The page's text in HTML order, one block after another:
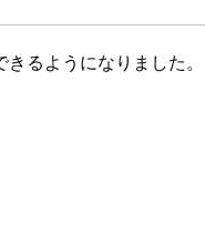
るようになりました。